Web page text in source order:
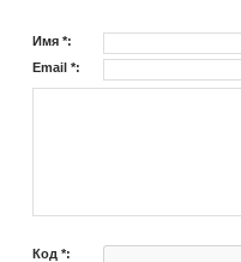
Имя *:
Email *:
Код *: